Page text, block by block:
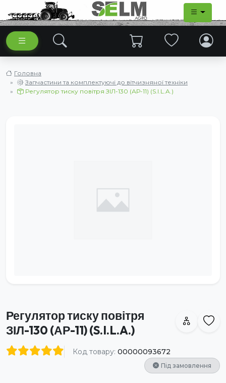
Головна
Запчастини та комплектуючі до вітчизняної техніки
Регулятор тиску повітря ЗІЛ-130 (АР-11) (S.I.L.A.)
Регулятор тиску повітря
ЗІЛ-130 (АР-11) (S.I.L.A.)
Код товару: 00000093672
Під замовлення